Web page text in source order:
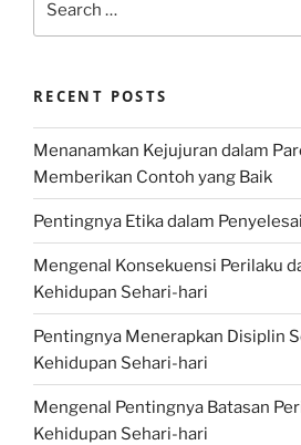
RECENT POSTS
Menanamkan Kejujuran dalam
Memberikan Contoh yang Baik
Pentingnya Etika dalam
Mengenal Konsekuensi Perilaku
Kehidupan Sehari-hari
Pentingnya Menerapkan Disiplin
Kehidupan Sehari-hari
Mengenal Pentingnya Batasan
Kehidupan Sehari-hari